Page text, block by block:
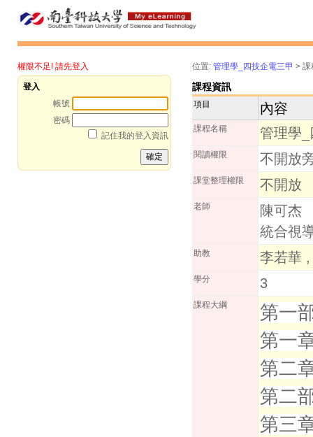
權限不足! 請先登入
登入
帳號
密碼
記住我的登入資訊
位置: 管理學_四技企電三甲 > 課
課程資訊
項目 內容
課程名稱 管理學
閱讀權限 不開放
課堂整理權限 不開放
老師
陳可杰
統合視
助教 李若華
學分 3
課程大綱
第一
第一
第二
第二
第三